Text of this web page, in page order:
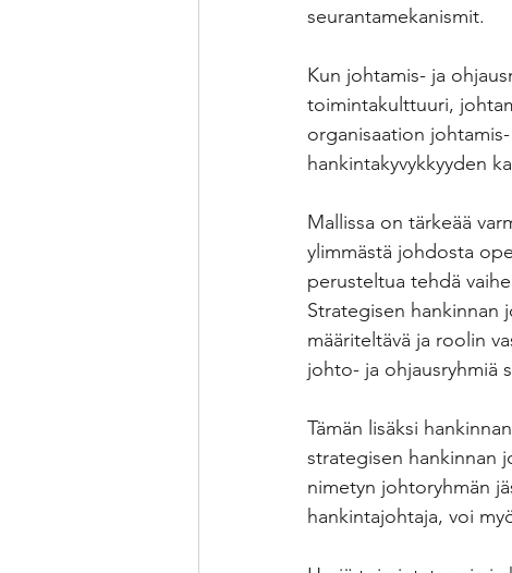
seurantamekanismit.
Kun johtamis- ja
toimintakulttuuri,
organisaation
hankintakyvykkyyden
Mallissa on tärkeää
ylimmästä johdosta
perusteltua tehdä
Strategisen hankinnan
määriteltävä ja roolin
johto- ja ohjausryhmiä
Tämän lisäksi
strategisen hankinnan
nimetyn johtoryhmän
hankintajohtaja, voi